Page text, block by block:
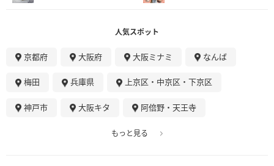
人気スポット
京都府 大阪府 大阪ミナミ なんば
梅田 兵庫県 上京区・中京区・下京区
神戸市 大阪キタ 阿倍野・天王寺
もっと見る